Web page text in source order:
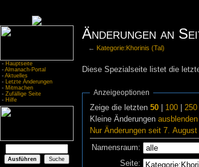
- Hauptseite
- Almanach-Portal
- Aktuelles
- Letzte Änderungen
- Mitmachen
- Zufällige Seite
- Hilfe
Änderungen an
← Kategorie:Khorinis (Tal)
Diese Spezialseite listet die
Anzeigeoptionen
Zeige die letzten50 100 |250
Kleine Änderungenausblenden
Nur Änderungen seit 7.
Namensraum:
Seite: